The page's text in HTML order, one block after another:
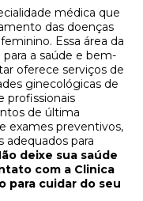
médica que
das doenças
Essa área da
a saúde e bem-
oferece serviços de
ginecológicas de
profissionais
de última
exames preventivos,
adequados para
deixe sua saúde
com a Clinica
para cuidar do seu